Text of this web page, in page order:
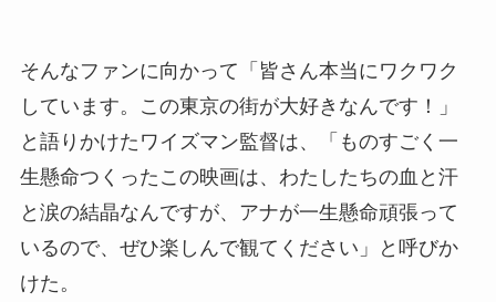
そんなファンに向かって「皆さん本当にワクワク
しています。この東京の街が大好きなんです！」
と語りかけたワイズマン監督は、「ものすごく一
生懸命つくったこの映画は、わたしたちの血と汗
と涙の結晶なんですが、アナが一生懸命頑張って
いるので、ぜひ楽しんで観てください」と呼びか
けた。